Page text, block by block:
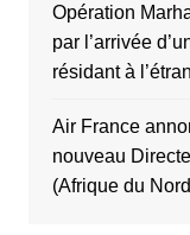
Opération
par l’arrivée
résidant à
Air France
nouveau
(Afrique du